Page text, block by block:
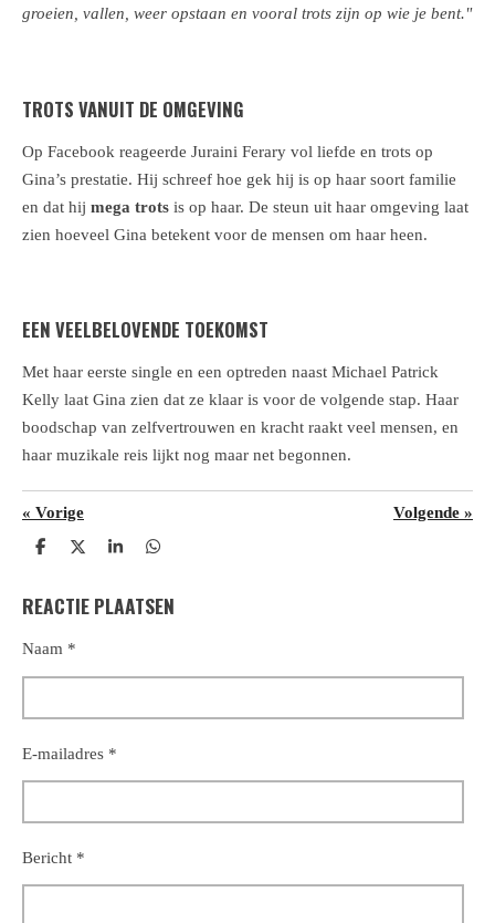
groeien, vallen, weer opstaan en vooral trots zijn op wie je bent."
TROTS VANUIT DE OMGEVING
Op Facebook reageerde Juraini Ferary vol liefde en trots op
Gina’s prestatie. Hij schreef hoe gek hij is op haar soort familie
en dat hij mega trots is op haar. De steun uit haar omgeving laat
zien hoeveel Gina betekent voor de mensen om haar heen.
EEN VEELBELOVENDE TOEKOMST
Met haar eerste single en een optreden naast Michael Patrick
Kelly laat Gina zien dat ze klaar is voor de volgende stap. Haar
boodschap van zelfvertrouwen en kracht raakt veel mensen, en
haar muzikale reis lijkt nog maar net begonnen.
« Vorige Volgende »
D
e
n
D
l
S
r
e
D
e
n
REACTIE PLAATSEN
Naam *
E-mailadres *
Bericht *